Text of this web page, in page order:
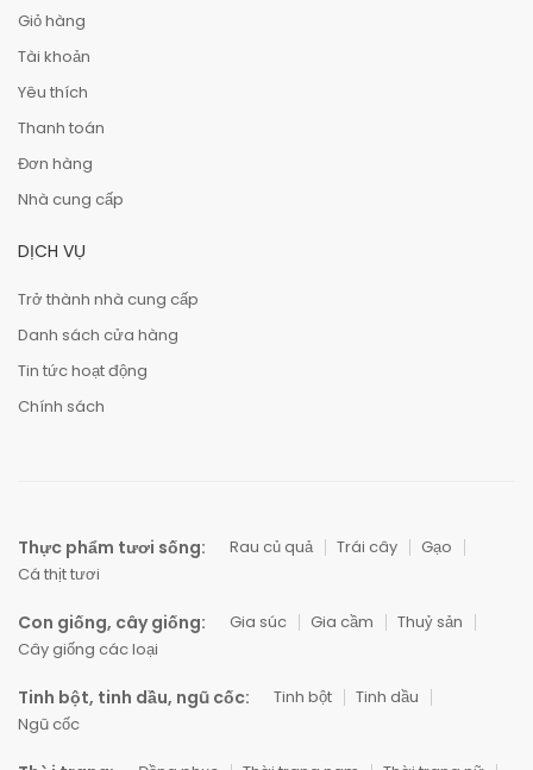
Giỏ hàng
Tài khoản
Yêu thích
Thanh toán
Đơn hàng
Nhà cung cấp
DỊCH VỤ
Trở thành nhà cung cấp
Danh sách cửa hàng
Tin tức hoạt động
Chính sách
Thực phẩm tươi sống: Rau củ quả Trái cây
Gạo
Cá thịt tươi
Con giống, cây giống: Gia súc Gia cầm
Thuỷ sản
Cây giống các loại
Tinh bột, tinh dầu, ngũ cốc: Tinh bột
Tinh dầu
Ngũ cốc